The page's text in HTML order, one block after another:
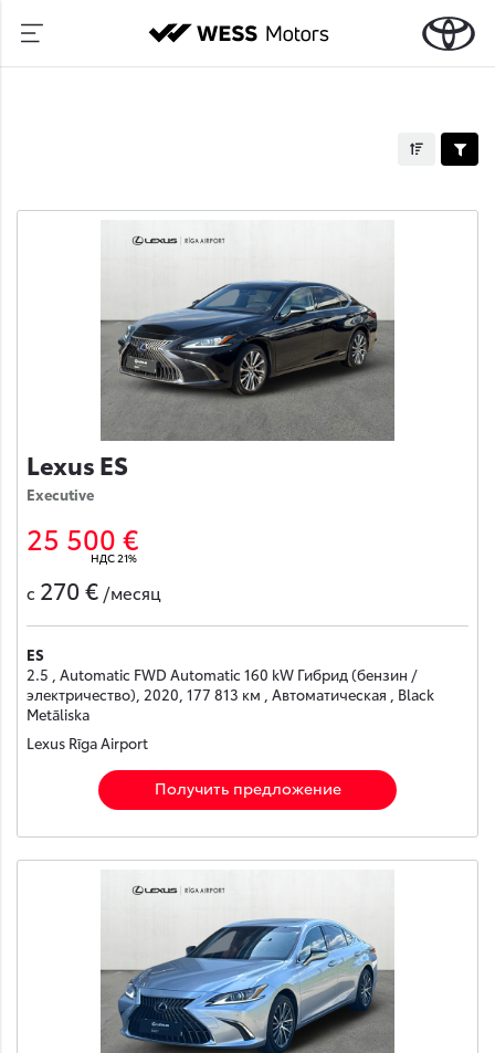
Lexus ES
Executive
25 500 €
НДС 21%
с 270 € /месяц
ES
2.5 , Automatic FWD Automatic 160 kW Гибрид (бензин /
электричество), 2020, 177 813 км , Автоматическая , Black
Metāliska
Lexus Rīga Airport
Получить предложение